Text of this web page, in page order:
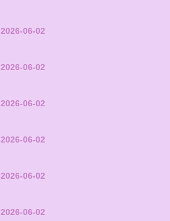
2026-06-02
2026-06-02
2026-06-02
2026-06-02
2026-06-02
2026-06-02